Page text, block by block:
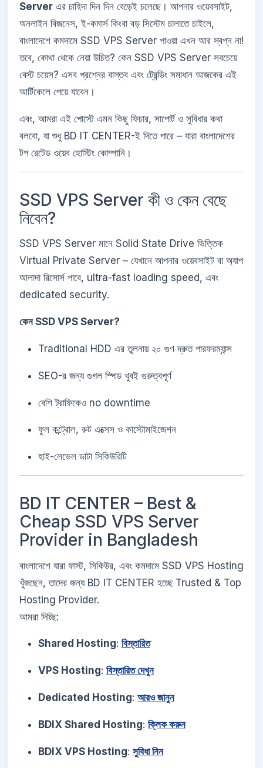
Server এর চাহিদা দিন দিন বেড়েই চলেছে। আপনার ওয়েবসাইট,
অনলাইন বিজনেস, ই-কমার্স কিংবা বড় সিস্টেম চালাতে চাইলে,
বাংলাদেশে কমদামে SSD VPS Server পাওয়া এখন আর স্বপ্ন না!
তবে, কোথা থেকে নেয়া উচিত? কেন SSD VPS Server সবচেয়ে
বেস্ট চয়েস? এসব প্রশ্নের বাস্তব এবং ট্রেন্ডিং সমাধান আজকের এই
আর্টিকেলে পেয়ে যাবেন।
এবং, আমরা এই পোস্টে এমন কিছু ফিচার, সাপোর্ট ও সুবিধার কথা
বলবো, যা শুধু BD IT CENTER-ই দিতে পারে – যারা বাংলাদেশের
টপ রেটেড ওয়েব হোস্টিং কোম্পানি।
SSD VPS Server কী ও কেন বেছে
নিবেন?
SSD VPS Server মানে Solid State Drive ভিত্তিক
Virtual Private Server – যেখানে আপনার ওয়েবসাইট বা অ্যাপ
আলাদা রিসোর্স পাবে, ultra-fast loading speed, এবং
dedicated security.
কেন SSD VPS Server?
Traditional HDD এর তুলনায় ২০ গুণ দ্রুত পারফরম্যান্স
SEO-র জন্য গুগল স্পিড খুবই গুরুত্বপূর্ণ
বেশি ট্রাফিকেও no downtime
ফুল কন্ট্রোল, রুট এক্সেস ও কাস্টোমাইজেশন
হাই-লেভেল ডাটা সিকিউরিটি
BD IT CENTER – Best &
Cheap SSD VPS Server
Provider in Bangladesh
বাংলাদেশে যারা ফাস্ট, সিকিউর, এবং কমদামে SSD VPS Hosting
খুঁজছেন, তাদের জন্য BD IT CENTER হচ্ছে Trusted & Top
Hosting Provider.
আমরা দিচ্ছি:
Shared Hosting: বিস্তারিত
VPS Hosting: বিস্তারিত দেখুন
Dedicated Hosting: আরও জানুন
BDIX Shared Hosting: ক্লিক করুন
BDIX VPS Hosting: সুবিধা নিন